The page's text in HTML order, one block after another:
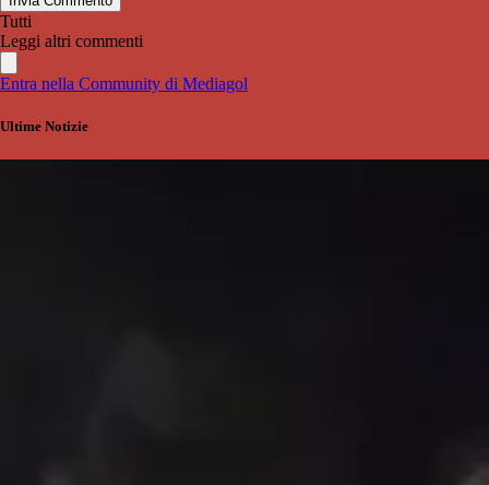
Tutti
Leggi altri commenti
Entra nella Community di Mediagol
Ultime Notizie